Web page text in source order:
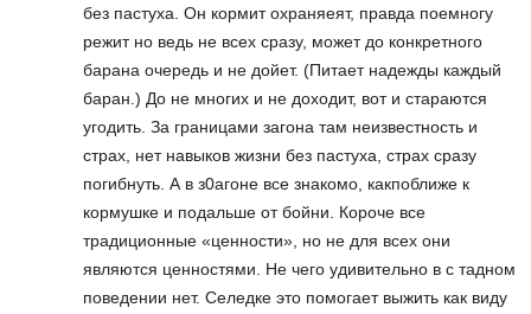
без пастуха. Он кормит охраняеят, правда поемногу
режит но ведь не всех сразу, может до конкретного
барана очередь и не дойет. (Питает надежды каждый
баран.) До не многих и не доходит, вот и стараются
угодить. За границами загона там неизвестность и
страх, нет навыков жизни без пастуха, страх сразу
погибнуть. А в з0агоне все знакомо, какпоближе к
кормушке и подальше от бойни. Короче все
традиционные «ценности», но не для всех они
являются ценностями. Не чего удивительно в с тадном
поведении нет. Селедке это помогает выжить как виду